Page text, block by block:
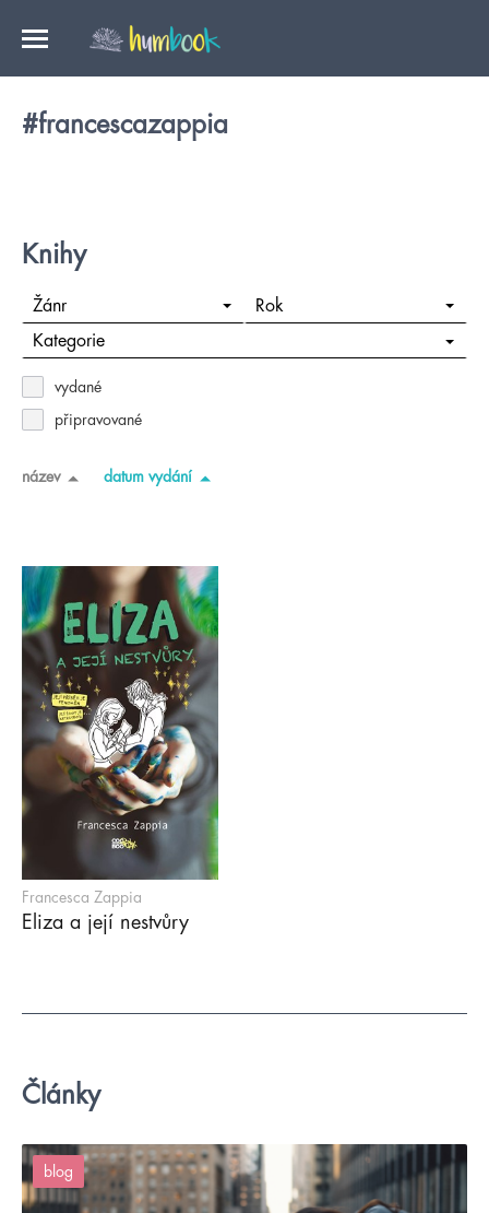
#francescazappia
Knihy
Žánr Rok
Kategorie
vydané
připravované
název datum vydání
Francesca Zappia
Eliza a její nestvůry
Články
blog